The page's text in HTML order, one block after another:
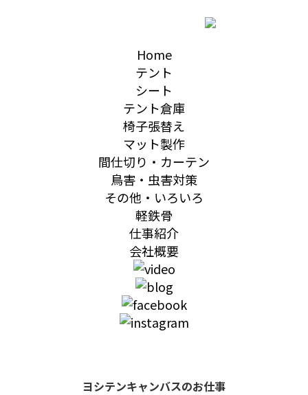
Home
テント
シート
テント倉庫
椅子張替え
マット製作
間仕切り・カーテン
鳥害・虫害対策
その他・いろいろ
軽鉄骨
仕事紹介
会社概要
ヨシテンキャンバスのお仕事